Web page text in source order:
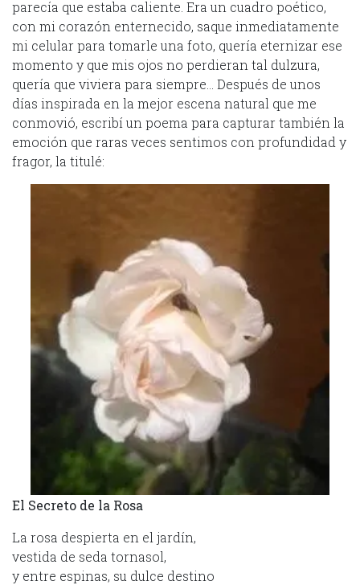
parecía que estaba caliente. Era un cuadro poético,
con mi corazón enternecido, saque inmediatamente
mi celular para tomarle una foto, quería eternizar ese
momento y que mis ojos no perdieran tal dulzura,
quería que viviera para siempre… Después de unos
días inspirada en la mejor escena natural que me
conmovió, escribí un poema para capturar también la
emoción que raras veces sentimos con profundidad y
fragor, la titulé:
El Secreto de la Rosa
La rosa despierta en el jardín,
vestida de seda tornasol,
y entre espinas, su dulce destino